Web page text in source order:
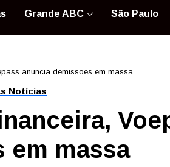
Grande ABC São Paulo
anuncia demissões em massa
Notícias
em massa